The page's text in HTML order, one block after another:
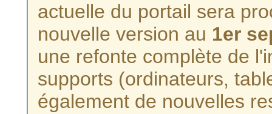
actuelle du portail sera
nouvelle version au 1er
une refonte complète de
supports (ordinateurs,
également de nouvelles